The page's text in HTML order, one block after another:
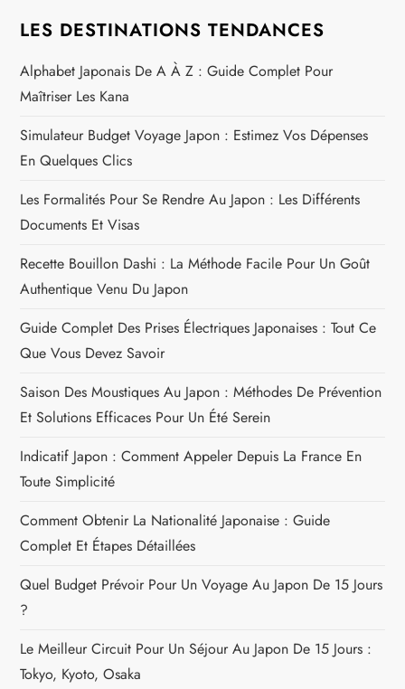
g
a
t
i
o
n
d
e
l
’
a
r
t
i
l
LES DESTINATIONS TENDANCES
Alphabet Japonais De A À Z : Guide Complet Pour
Maîtriser Les Kana
Simulateur Budget Voyage Japon : Estimez Vos Dépenses
En Quelques Clics
Les Formalités Pour Se Rendre Au Japon : Les Différents
Documents Et Visas
Recette Bouillon Dashi : La Méthode Facile Pour Un Goût
Authentique Venu Du Japon
Guide Complet Des Prises Électriques Japonaises : Tout Ce
Que Vous Devez Savoir
Saison Des Moustiques Au Japon : Méthodes De Prévention
Et Solutions Efficaces Pour Un Été Serein
Indicatif Japon : Comment Appeler Depuis La France En
Toute Simplicité
Comment Obtenir La Nationalité Japonaise : Guide
Complet Et Étapes Détaillées
Quel Budget Prévoir Pour Un Voyage Au Japon De 15 Jours
?
Le Meilleur Circuit Pour Un Séjour Au Japon De 15 Jours :
Tokyo, Kyoto, Osaka